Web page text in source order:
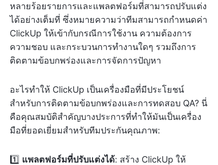
หลายร้อยรายการและแพลตฟอร์มที่สามารถปรับแต่ง
ได้อย่างเต็มที่ ซึ่งหมายความว่าทีมสามารถกำหนดค่า
ClickUp ให้เข้ากับกรณีการใช้งาน ความต้องการ
ความชอบ และกระบวนการทำงานใดๆ รวมถึงการ
ติดตามข้อบกพร่องและการจัดการปัญหา
อะไรทำให้ ClickUp เป็นเครื่องมือที่มีประโยชน์
สำหรับการติดตามข้อบกพร่องและการทดสอบ QA? นี่
คือคุณสมบัติสำคัญบางประการที่ทำให้มันเป็นเครื่อง
มือที่ยอดเยี่ยมสำหรับทีมประกันคุณภาพ:
1️⃣ แพลตฟอร์มที่ปรับแต่งได้: สร้าง ClickUp ให้